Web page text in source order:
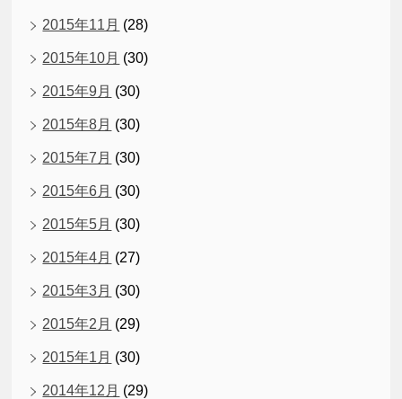
2015年11月 (28)
2015年10月 (30)
2015年9月 (30)
2015年8月 (30)
2015年7月 (30)
2015年6月 (30)
2015年5月 (30)
2015年4月 (27)
2015年3月 (30)
2015年2月 (29)
2015年1月 (30)
2014年12月 (29)